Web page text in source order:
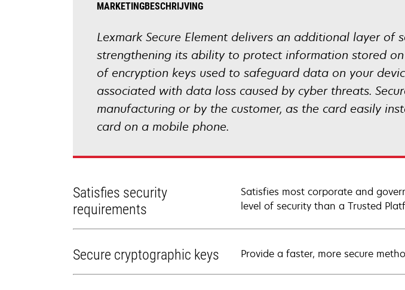
MARKETINGBESCHRIJVING
Lexmark Secure Element delivers an additional layer
strengthening its ability to protect information stored
of encryption keys used to safeguard data on your
associated with data loss caused by cyber threats.
manufacturing or by the customer, as the card easily
card on a mobile phone.
Satisfies security
requirements
Satisfies most corporate and
level of security than a Trusted
Secure cryptographic keys Provide a faster, more secure